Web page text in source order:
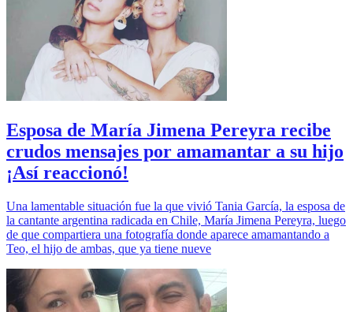
Esposa de María Jimena Pereyra recibe
crudos mensajes por amamantar a su hijo
¡Así reaccionó!
Una lamentable situación fue la que vivió Tania García, la esposa de
la cantante argentina radicada en Chile, María Jimena Pereyra, luego
de que compartiera una fotografía donde aparece amamantando a
Teo, el hijo de ambas, que ya tiene nueve